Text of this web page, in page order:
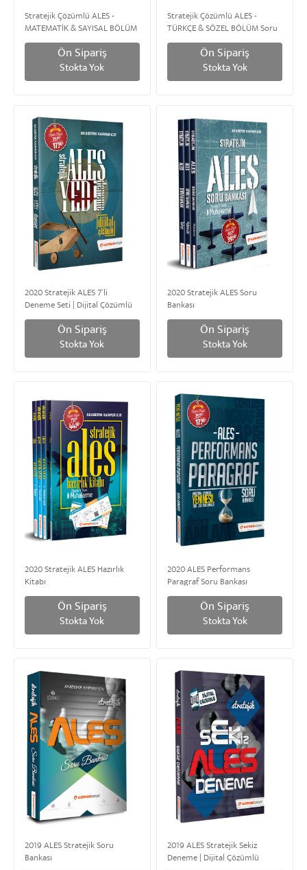
Stratejik Çözümlü ALES -
MATEMATİK & SAYISAL BÖLÜM
Soru Bankası
Ön Sipariş
Stokta Yok
Stratejik Çözümlü ALES -
TÜRKÇE & SÖZEL BÖLÜM Soru
Bankası
Ön Sipariş
Stokta Yok
2020 Stratejik ALES 7`li
Deneme Seti | Dijital Çözümlü
Ön Sipariş
Stokta Yok
2020 Stratejik ALES Soru
Bankası
Ön Sipariş
Stokta Yok
2020 Stratejik ALES Hazırlık
Kitabı
Ön Sipariş
Stokta Yok
2020 ALES Performans
Paragraf Soru Bankası
Ön Sipariş
Stokta Yok
2019 ALES Stratejik Soru
Bankası
2019 ALES Stratejik Sekiz
Deneme | Dijital Çözümlü